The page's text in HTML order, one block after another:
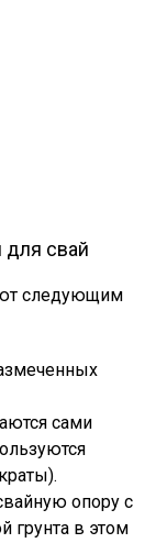
для свай
следующим
сами
опору с
грунта в этом